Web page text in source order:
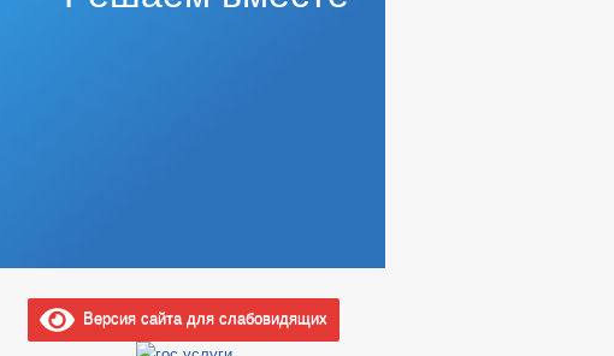
Версия сайта для слабовидящих